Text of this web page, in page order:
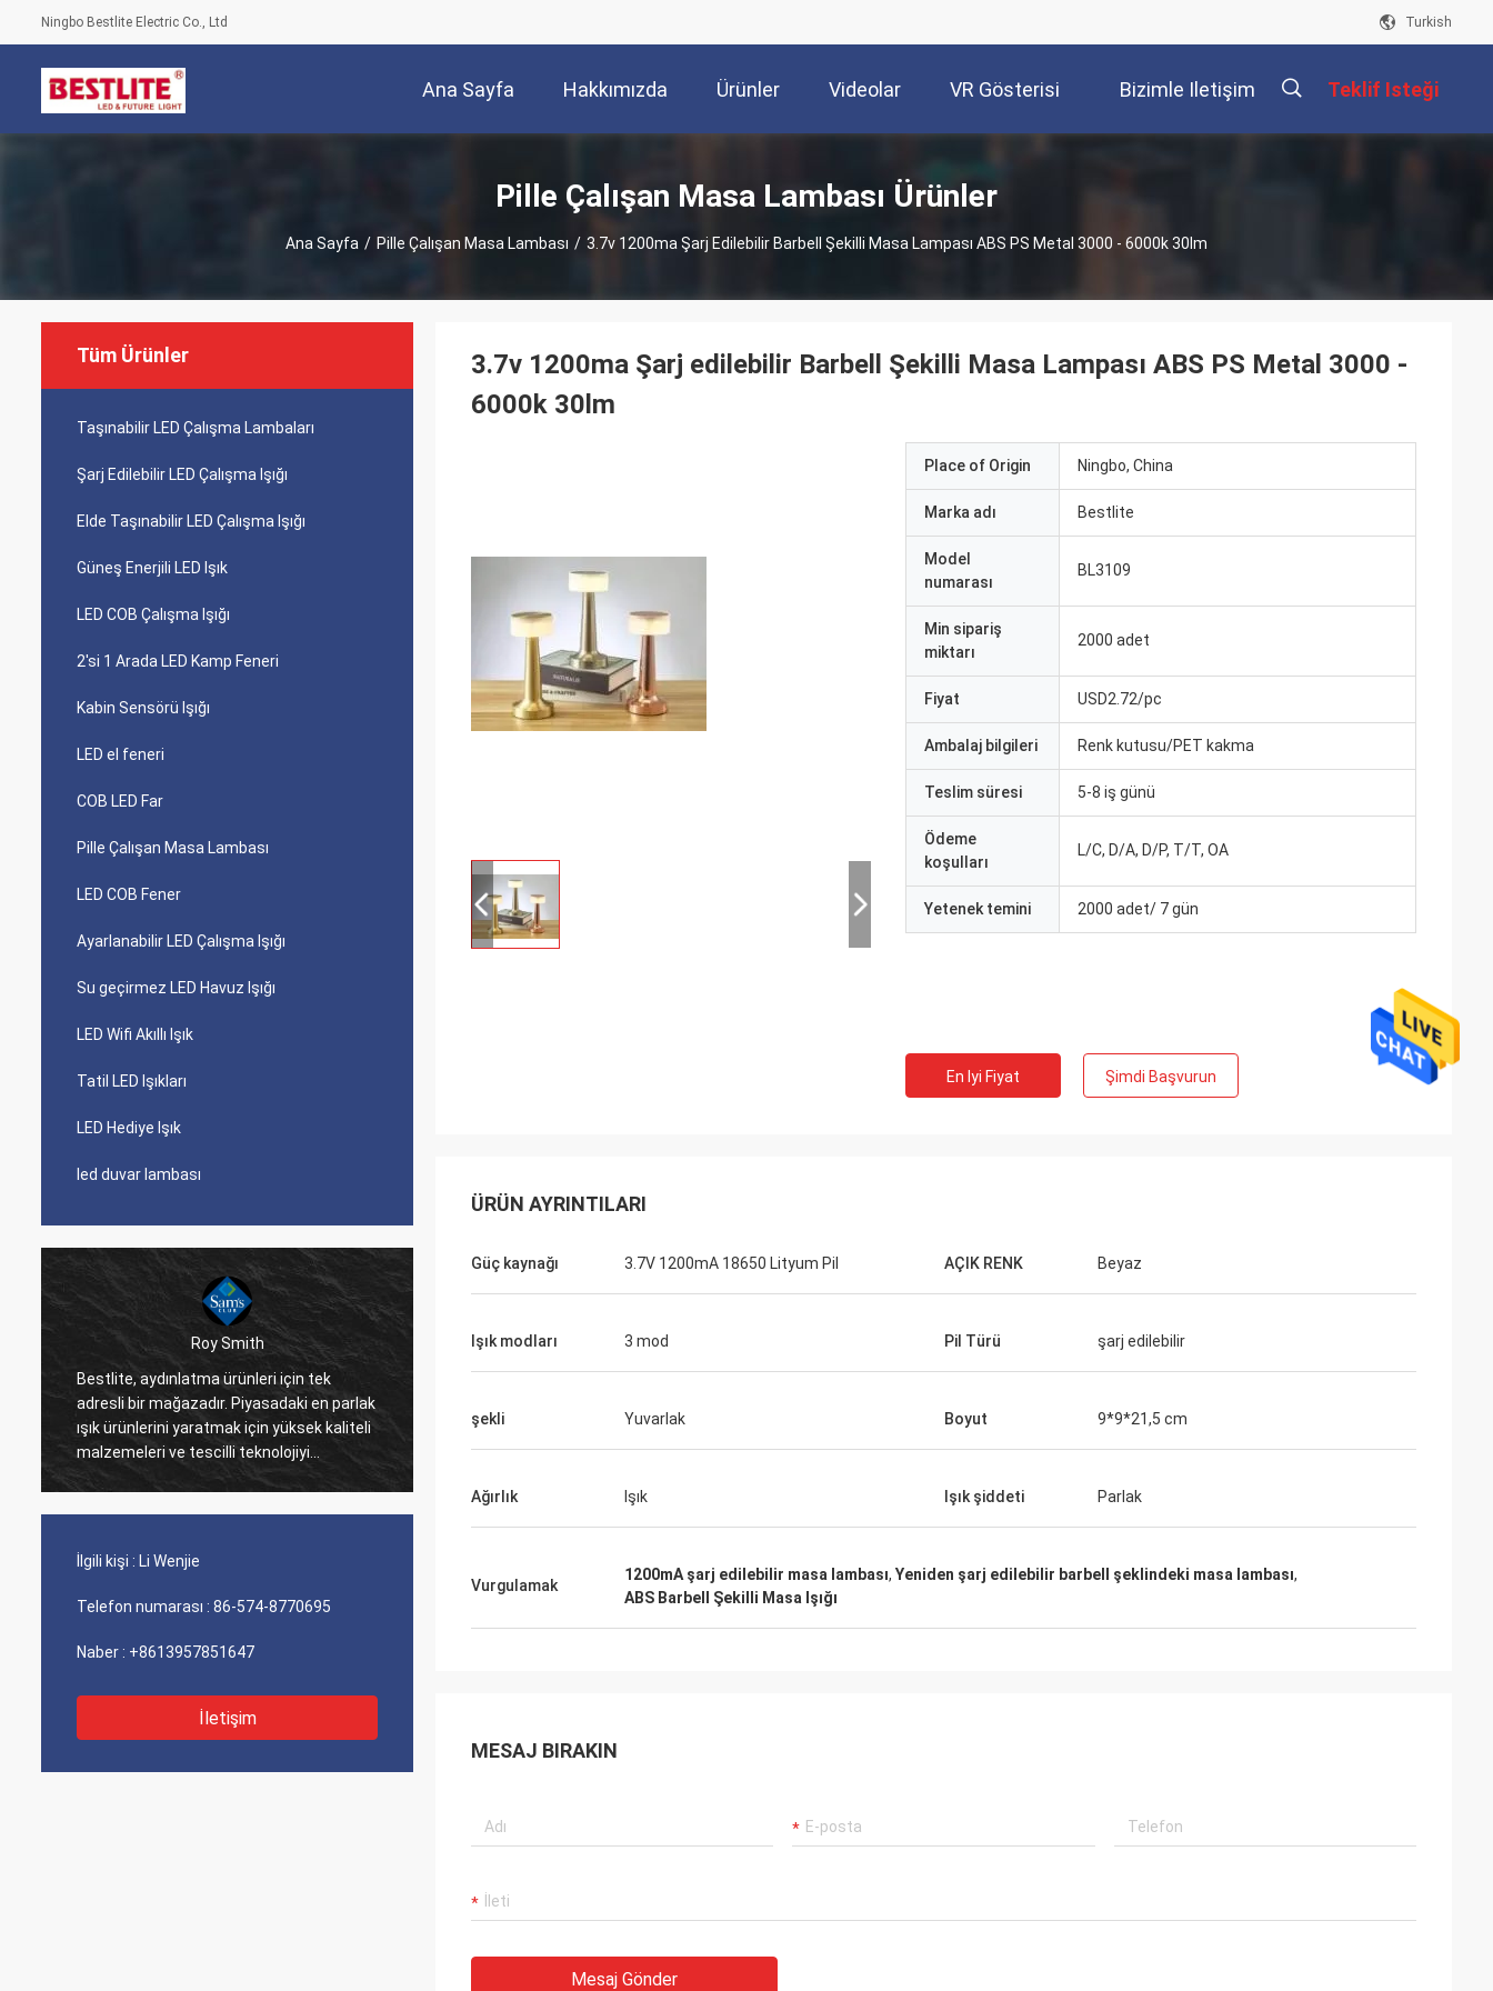
Ningbo Bestlite Electric Co., Ltd Turkish
Ana Sayfa Hakkımızda Ürünler Videolar VR Gösterisi Bizimle Iletişim Teklif Isteği
Pille Çalışan Masa Lambası Ürünler
Ana Sayfa / Pille Çalışan Masa Lambası / 3.7v 1200ma Şarj Edilebilir Barbell Şekilli Masa Lampası ABS PS Metal 3000 - 6000k 30lm
Tüm Ürünler
Taşınabilir LED Çalışma Lambaları
Şarj Edilebilir LED Çalışma Işığı
Elde Taşınabilir LED Çalışma Işığı
Güneş Enerjili LED Işık
LED COB Çalışma Işığı
2'si 1 Arada LED Kamp Feneri
Kabin Sensörü Işığı
LED el feneri
COB LED Far
Pille Çalışan Masa Lambası
LED COB Fener
Ayarlanabilir LED Çalışma Işığı
Su geçirmez LED Havuz Işığı
LED Wifi Akıllı Işık
Tatil LED Işıkları
LED Hediye Işık
led duvar lambası
Roy Smith
Bestlite, aydınlatma ürünleri için tek
adresli bir mağazadır. Piyasadaki en parlak
ışık ürünlerini yaratmak için yüksek kaliteli
malzemeleri ve tescilli teknolojiyi
birleştirir. Bestlite, bir numaralı
takım projelerimiz var. Gelecekte de
başarılı olmaya devam edeceğimize
eminim!
Findy Kapıları
Bestlite, birlikte çalışmak için harika bir
ederiz. Profesyonelliğiniz, bilginiz ve çok
çeşitli projelerde işbirliği yapma isteğiniz
Dostluğunuza ve birlikte çalıştığımız uzun,
uzun yıllara her zaman değer vereceğim.
İlgili kişi : Li Wenjie
Telefon numarası : 86-574-8770695
Naber : +8613957851647
İletişim
3.7v 1200ma Şarj edilebilir Barbell Şekilli Masa Lampası ABS PS Metal 3000 -
6000k 30lm
Place of Origin Ningbo, China
Marka adı Bestlite
Model
numarası
BL3109
Min sipariş
miktarı
2000 adet
Fiyat USD2.72/pc
Ambalaj bilgileri Renk kutusu/PET kakma
Teslim süresi 5-8 iş günü
Ödeme
koşulları
L/C, D/A, D/P, T/T, OA
Yetenek temini 2000 adet/ 7 gün
En Iyi Fiyat Şimdi Başvurun
ÜRÜN AYRINTILARI
Güç kaynağı 3.7V 1200mA 18650 Lityum Pil AÇIK RENK Beyaz
Işık modları 3 mod Pil Türü şarj edilebilir
şekli Yuvarlak Boyut 9*9*21,5 cm
Ağırlık Işık Işık şiddeti Parlak
Vurgulamak
1200mA şarj edilebilir masa lambası, Yeniden şarj edilebilir barbell şeklindeki masa lambası,
ABS Barbell Şekilli Masa Işığı
MESAJ BIRAKIN
Mesaj Gönder